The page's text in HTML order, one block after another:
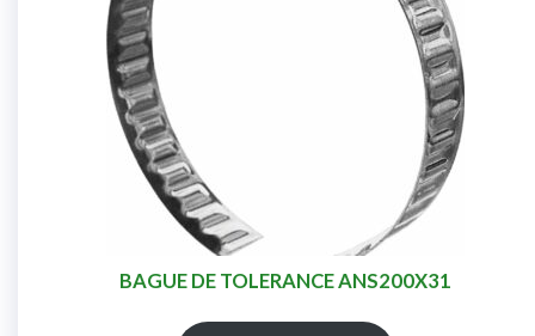
BAGUE DE TOLERANCE ANS200X31